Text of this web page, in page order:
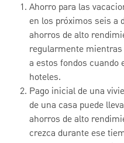
Ahorro para las
en los próximos seis a
ahorros de alto
regularmente
a estos fondos cuando
hoteles.
Pago inicial de una
de una casa puede
ahorros de alto
crezca durante ese